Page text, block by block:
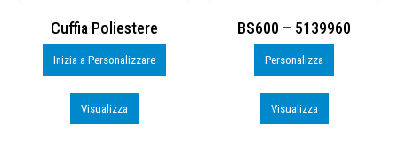
Cuffia Poliestere
Inizia a Personalizzare
Visualizza
BS600 – 5139960
Personalizza
Visualizza